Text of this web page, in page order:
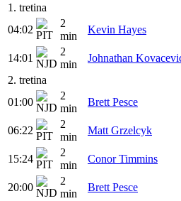
1. tretina
04:02
2
min
Kevin Hayes
14:01
2
min
Johnathan
2. tretina
01:00
2
min
Brett Pesce
06:22
2
min
Matt Grzelcyk
15:24
2
min
Conor Timmins
20:00
2
min
Brett Pesce